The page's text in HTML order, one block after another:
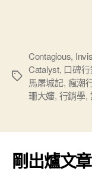
標
Contagious,
Catalyst, 口碑
馬屠城記, 瘋潮
珊大嬸, 行銷學,
剛出爐文章